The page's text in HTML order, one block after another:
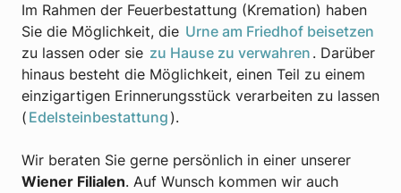
Im Rahmen der Feuerbestattung (Kremation) haben
Sie die Möglichkeit, die Urne am Friedhof beisetzen
zu lassen oder sie zu Hause zu verwahren . Darüber
hinaus besteht die Möglichkeit, einen Teil zu einem
einzigartigen Erinnerungsstück verarbeiten zu lassen
( Edelsteinbestattung ).
Wir beraten Sie gerne persönlich in einer unserer
Wiener Filialen. Auf Wunsch kommen wir auch